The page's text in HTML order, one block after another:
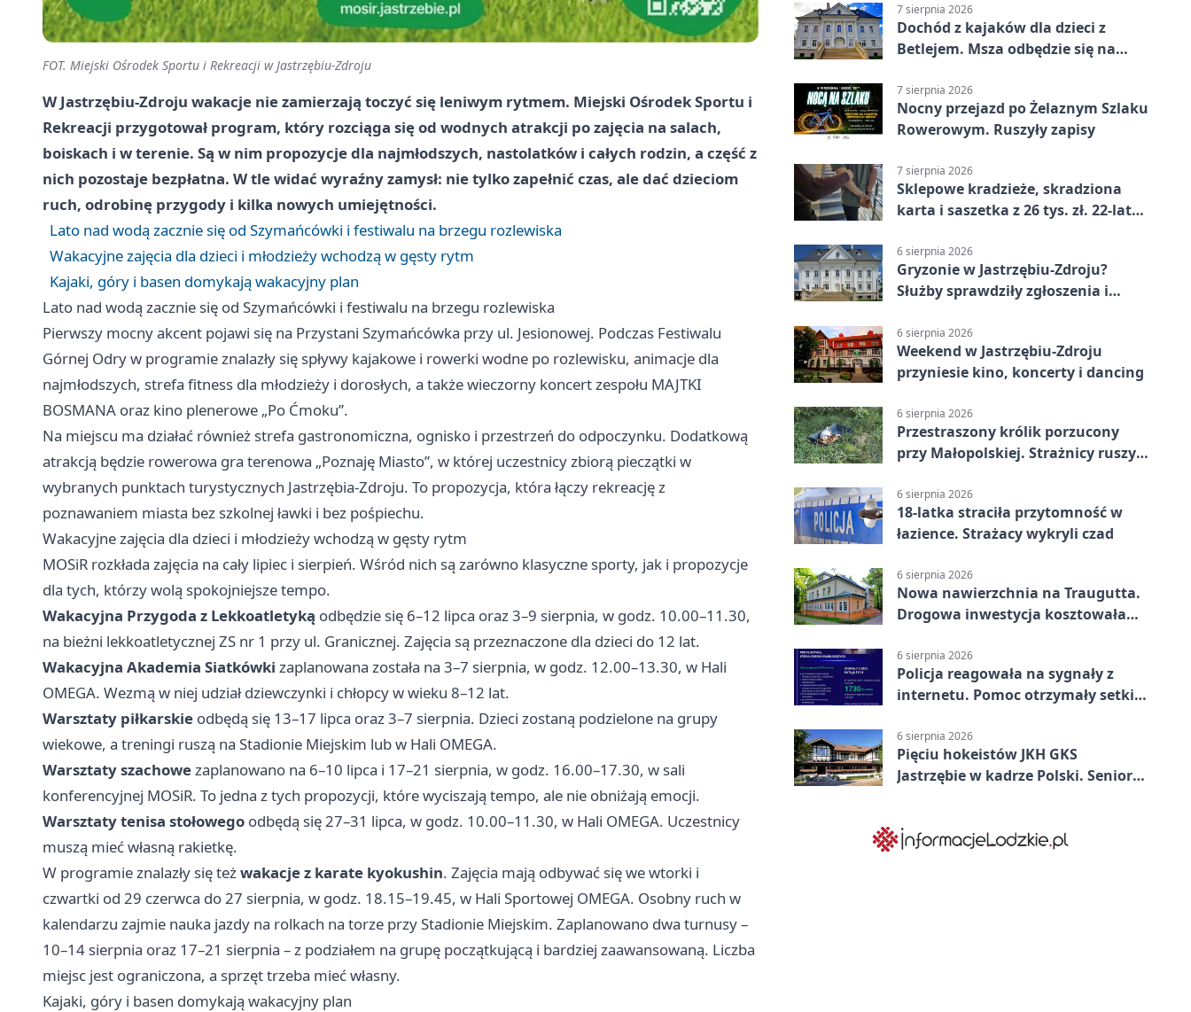
FOT. Miejski Ośrodek Sportu i Rekreacji w Jastrzębiu-Zdroju
W Jastrzębiu-Zdroju wakacje nie zamierzają toczyć się leniwym rytmem. Miejski Ośrodek Sportu i
Rekreacji przygotował program, który rozciąga się od wodnych atrakcji po zajęcia na salach,
boiskach i w terenie. Są w nim propozycje dla najmłodszych, nastolatków i całych rodzin, a część z
nich pozostaje bezpłatna. W tle widać wyraźny zamysł: nie tylko zapełnić czas, ale dać dzieciom
ruch, odrobinę przygody i kilka nowych umiejętności.
Lato nad wodą zacznie się od Szymańcówki i festiwalu na brzegu rozlewiska
Wakacyjne zajęcia dla dzieci i młodzieży wchodzą w gęsty rytm
Kajaki, góry i basen domykają wakacyjny plan
Lato nad wodą zacznie się od Szymańcówki i festiwalu na brzegu rozlewiska
Pierwszy mocny akcent pojawi się na Przystani Szymańcówka przy ul. Jesionowej. Podczas Festiwalu
Górnej Odry w programie znalazły się spływy kajakowe i rowerki wodne po rozlewisku, animacje dla
najmłodszych, strefa fitness dla młodzieży i dorosłych, a także wieczorny koncert zespołu MAJTKI
BOSMANA oraz kino plenerowe „Po Ćmoku”.
Na miejscu ma działać również strefa gastronomiczna, ognisko i przestrzeń do odpoczynku. Dodatkową
atrakcją będzie rowerowa gra terenowa „Poznaję Miasto”, w której uczestnicy zbiorą pieczątki w
wybranych punktach turystycznych Jastrzębia-Zdroju. To propozycja, która łączy rekreację z
poznawaniem miasta bez szkolnej ławki i bez pośpiechu.
Wakacyjne zajęcia dla dzieci i młodzieży wchodzą w gęsty rytm
MOSiR rozkłada zajęcia na cały lipiec i sierpień. Wśród nich są zarówno klasyczne sporty, jak i propozycje
dla tych, którzy wolą spokojniejsze tempo.
Wakacyjna Przygoda z Lekkoatletyką odbędzie się 6–12 lipca oraz 3–9 sierpnia, w godz. 10.00–11.30,
na bieżni lekkoatletycznej ZS nr 1 przy ul. Granicznej. Zajęcia są przeznaczone dla dzieci do 12 lat.
Wakacyjna Akademia Siatkówki zaplanowana została na 3–7 sierpnia, w godz. 12.00–13.30, w Hali
OMEGA. Wezmą w niej udział dziewczynki i chłopcy w wieku 8–12 lat.
Warsztaty piłkarskie odbędą się 13–17 lipca oraz 3–7 sierpnia. Dzieci zostaną podzielone na grupy
wiekowe, a treningi ruszą na Stadionie Miejskim lub w Hali OMEGA.
Warsztaty szachowezaplanowano na 6–10 lipca i 17–21 sierpnia, w godz. 16.00–17.30, w sali
konferencyjnej MOSiR. To jedna z tych propozycji, które wyciszają tempo, ale nie obniżają emocji.
Warsztaty tenisa stołowego odbędą się 27–31 lipca, w godz. 10.00–11.30, w Hali OMEGA. Uczestnicy
muszą mieć własną rakietkę.
W programie znalazły się teżwakacje z karate kyokushin. Zajęcia mają odbywać się we wtorki i
czwartki od 29 czerwca do 27 sierpnia, w godz. 18.15–19.45, w Hali Sportowej OMEGA. Osobny ruch w
kalendarzu zajmie nauka jazdy na rolkach na torze przy Stadionie Miejskim. Zaplanowano dwa turnusy –
10–14 sierpnia oraz 17–21 sierpnia – z podziałem na grupę początkującą i bardziej zaawansowaną. Liczba
miejsc jest ograniczona, a sprzęt trzeba mieć własny.
Kajaki, góry i basen domykają wakacyjny plan
7 sierpnia 2026
Dochód z kajaków dla dzieci z
Betlejem. Msza odbędzie się na
7 sierpnia 2026
Nocny przejazd po Żelaznym Szlaku
Rowerowym. Ruszyły zapisy
7 sierpnia 2026
Sklepowe kradzieże, skradziona
karta i saszetka z 26 tys. zł. 22-latek
6 sierpnia 2026
Gryzonie w Jastrzębiu-Zdroju?
Służby sprawdziły zgłoszenia i
6 sierpnia 2026
Weekend w Jastrzębiu-Zdroju
przyniesie kino, koncerty i dancing
6 sierpnia 2026
Przestraszony królik porzucony
przy Małopolskiej. Strażnicy ruszyli
6 sierpnia 2026
18-latka straciła przytomność w
łazience. Strażacy wykryli czad
6 sierpnia 2026
Nowa nawierzchnia na Traugutta.
Drogowa inwestycja kosztowała
6 sierpnia 2026
Policja reagowała na sygnały z
internetu. Pomoc otrzymały setki
6 sierpnia 2026
Pięciu hokeistów JKH GKS
Jastrzębie w kadrze Polski. Seniorzy